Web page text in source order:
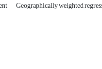
Geographically weighted